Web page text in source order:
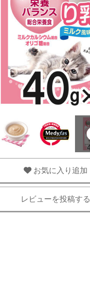
お気に入り追加
レビューを投稿する